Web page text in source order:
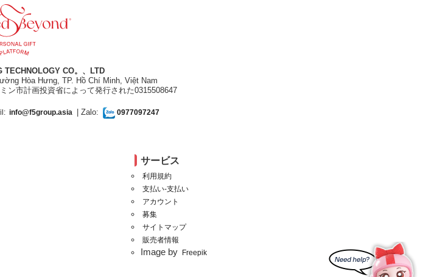
TECHNOLOGY CO。、LTD
Hòa Hưng, TP. Hồ Chí Minh, Việt Nam
ン市計画投資省によって発行された0315508647
info@f5group.asia | Zalo: 0977097247
サービス
利用規約
支払い-支払い
アカウント
募集
サイトマップ
販売者情報
Image by Freepik